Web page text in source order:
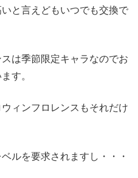
と言えどもいつでも交換で
は季節限定キャラなのでお
す。
ィンフロレンスもそれだけ
ルを要求されますし・・・